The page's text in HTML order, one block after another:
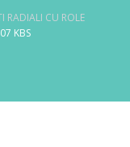
RADIALI CU ROLE
KBS